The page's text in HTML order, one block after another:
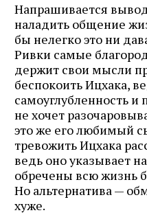
Напрашивается
наладить общение
бы нелегко это ни
Ривки самые
держит свои мысли
беспокоить Ицхака,
самоуглубленность
не хочет
это же его любимый
тревожить Ицхака
ведь оно указывает
обречены всю жизнь
Но альтернатива —
хуже.